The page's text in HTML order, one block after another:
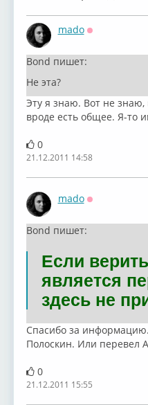
mado
Bond пишет:
Не эта?
Эту я знаю. Вот не знаю,
вроде есть общее. Я-то
0
21.12.2011 14:58
mado
Bond пишет:
Если
является
здесь не
Спасибо за
Полоскин. Или перевел
0
21.12.2011 15:55